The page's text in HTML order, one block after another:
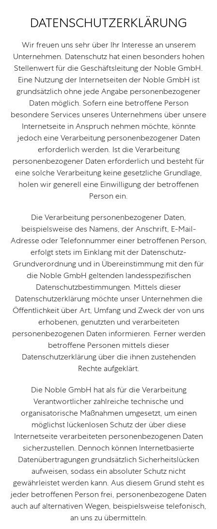
DATENSCHUTZERKLÄRUNG
Wir freuen uns sehr über Ihr Interesse an unserem
Unternehmen. Datenschutz hat einen besonders hohen
Stellenwert für die Geschäftsleitung der Noble GmbH.
Eine Nutzung der Internetseiten der Noble GmbH ist
grundsätzlich ohne jede Angabe personenbezogener
Daten möglich. Sofern eine betroffene Person
besondere Services unseres Unternehmens über unsere
Internetseite in Anspruch nehmen möchte, könnte
jedoch eine Verarbeitung personenbezogener Daten
erforderlich werden. Ist die Verarbeitung
personenbezogener Daten erforderlich und besteht für
eine solche Verarbeitung keine gesetzliche Grundlage,
holen wir generell eine Einwilligung der betroffenen
Person ein.
Die Verarbeitung personenbezogener Daten,
beispielsweise des Namens, der Anschrift, E-Mail-
Adresse oder Telefonnummer einer betroffenen Person,
erfolgt stets im Einklang mit der Datenschutz-
Grundverordnung und in Übereinstimmung mit den für
die Noble GmbH geltenden landesspezifischen
Datenschutzbestimmungen. Mittels dieser
Datenschutzerklärung möchte unser Unternehmen die
Öffentlichkeit über Art, Umfang und Zweck der von uns
erhobenen, genutzten und verarbeiteten
personenbezogenen Daten informieren. Ferner werden
betroffene Personen mittels dieser
Datenschutzerklärung über die ihnen zustehenden
Rechte aufgeklärt.
Die Noble GmbH hat als für die Verarbeitung
Verantwortlicher zahlreiche technische und
organisatorische Maßnahmen umgesetzt, um einen
möglichst lückenlosen Schutz der über diese
Internetseite verarbeiteten personenbezogenen Daten
sicherzustellen. Dennoch können Internetbasierte
Datenübertragungen grundsätzlich Sicherheitslücken
aufweisen, sodass ein absoluter Schutz nicht
gewährleistet werden kann. Aus diesem Grund steht es
jeder betroffenen Person frei, personenbezogene Daten
auch auf alternativen Wegen, beispielsweise telefonisch,
an uns zu übermitteln.